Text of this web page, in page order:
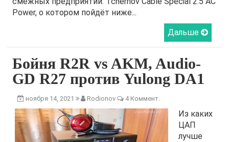
Power, о котором пойдёт ниже...
Дальше
Бойня R2R vs AKM, Audio-
GD R27 против Yulong DA1
ноября 14, 2021 Rodionov 4 Коммент.
Из каких
ЦАП
лучше